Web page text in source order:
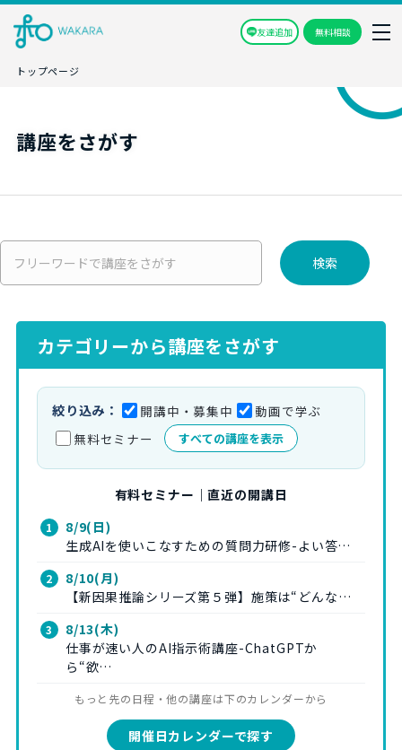
友達追加 無料相談
トップページ
講座をさがす
検索
カテゴリーから講座をさがす
絞り込み： 開講中・募集中
動画で学ぶ
無料セミナー
すべての講座を表示
有料セミナー｜直近の開講日
8/9(日)
生成AIを使いこなすための質問力研修-よい答…
8/10(月)
【新因果推論シリーズ第５弾】施策は“どんな…
8/13(木)
仕事が速い人のAI指示術講座-ChatGPTか
ら“欲…
もっと先の日程・他の講座は下のカレンダーから
開催日カレンダーで探す